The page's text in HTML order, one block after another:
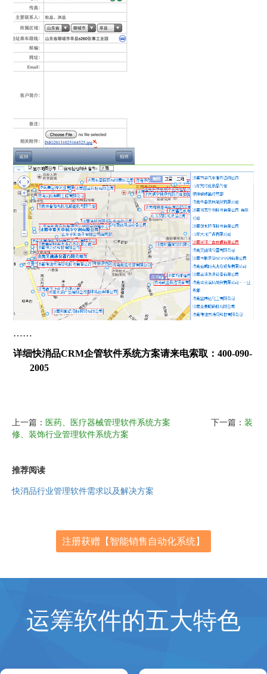
……
详细快消品CRM企管软件系统方案请来电索取：400-090-
2005
上一篇： 医药、医疗器械管理软件系统方案 下一篇： 装
修、装饰行业管理软件系统方案
推荐阅读
快消品行业管理软件需求以及解决方案
注册获赠【智能销售自动化系统】
运筹软件的五大特色